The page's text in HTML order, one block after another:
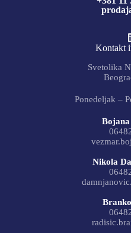
Kontakt
Svetolika
Ponedeljak –
Nikola